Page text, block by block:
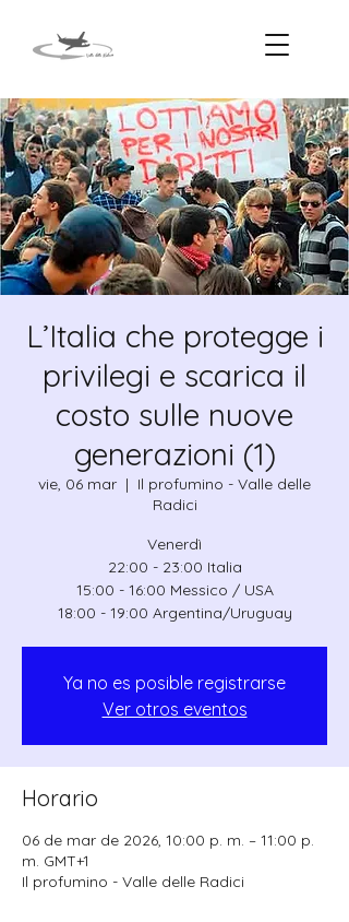
L’Italia che protegge i
privilegi e scarica il
costo sulle nuove
generazioni (1)
vie, 06 mar
  |
Il profumino - Valle delle
Radici
Venerdì
22:00 - 23:00 Italia
15:00 - 16:00 Messico / USA
18:00 - 19:00 Argentina/Uruguay
Ya no es posible registrarse
Ver otros eventos
Horario
06 de mar de 2026, 10:00 p. m. – 11:00 p.
m. GMT+1
Il profumino - Valle delle Radici